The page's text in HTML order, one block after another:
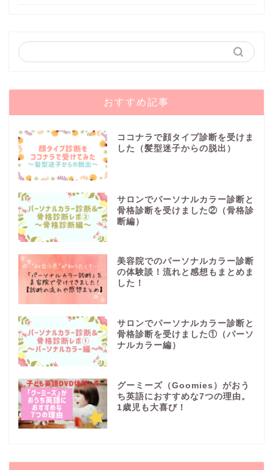
おすすめ記事
ココナラで顔タイプ診断を受けま
した（髪型迷子からの脱出）
サロンでパーソナルカラー診断と
骨格診断を受けました②（骨格診
断編）
美容院でのパーソナルカラー診断
の体験談！流れと感想もまとめま
した！
サロンでパーソナルカラー診断と
骨格診断を受けました①（パーソ
ナルカラー編）
グーミーズ（Goomies）がおう
ち英語におすすめな7つの理由。
1歳児も大喜び！